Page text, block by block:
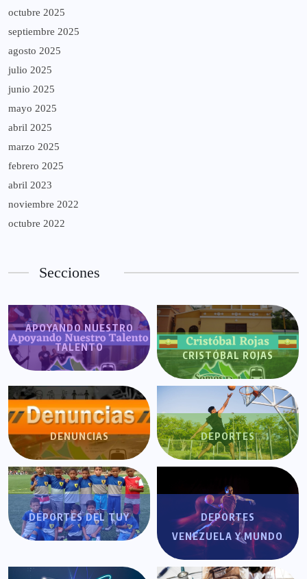
octubre 2025
septiembre 2025
agosto 2025
julio 2025
junio 2025
mayo 2025
abril 2025
marzo 2025
febrero 2025
abril 2023
noviembre 2022
octubre 2022
Secciones
APOYANDO NUESTRO
TALENTO
CRISTÓBAL ROJAS
DENUNCIAS DEPORTES
DEPORTES DEL TUY
DEPORTES
VENEZUELA Y MUNDO